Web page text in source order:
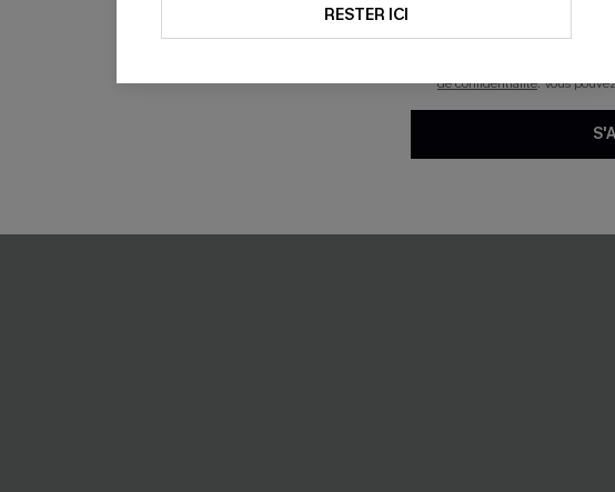
42,00 €
🔥HOT
RESTER ICI
technologies de suivi, telles
savoir si ceux-ci ont été
personnaliser nos contenus
produits susceptibles de
de confidentialité. Vous